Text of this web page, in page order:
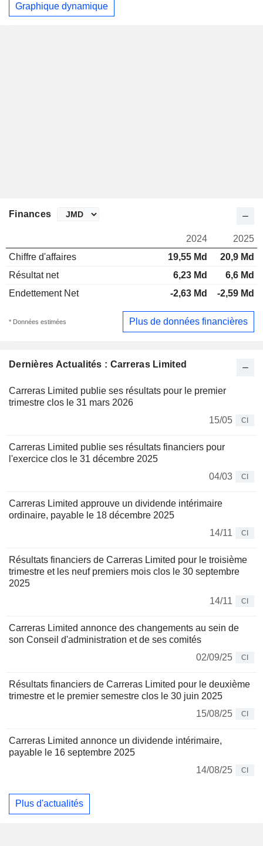
Graphique dynamique
Dernières Actualités : Carreras Limited
Carreras Limited publie ses résultats pour le premier
trimestre clos le 31 mars 2026
15/05
CI
Carreras Limited publie ses résultats financiers pour
l'exercice clos le 31 décembre 2025
04/03
CI
Carreras Limited approuve un dividende intérimaire
ordinaire, payable le 18 décembre 2025
14/11
CI
Résultats financiers de Carreras Limited pour le troisième
trimestre et les neuf premiers mois clos le 30 septembre
2025
14/11
CI
Carreras Limited annonce des changements au sein de
son Conseil d'administration et de ses comités
02/09/25
CI
Résultats financiers de Carreras Limited pour le deuxième
trimestre et le premier semestre clos le 30 juin 2025
15/08/25
CI
Carreras Limited annonce un dividende intérimaire,
payable le 16 septembre 2025
14/08/25
CI
Plus d'actualités
Finances
2024
2025
Chiffre d'affaires
19,55 Md
20,9 Md
Résultat net
6,23 Md
6,6 Md
Endettement Net
-2,63 Md -2,59 Md
* Données estimées Plus de données financières